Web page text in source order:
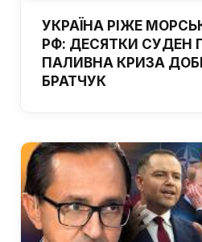
УКРАЇНА РІЖЕ
РФ: ДЕСЯТКИ СУДЕН
ПАЛИВНА КРИЗА
БРАТЧУК